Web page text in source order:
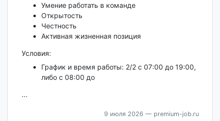
Умение работать в команде
Открытость
Честность
Активная жизненная позиция
Условия:
График и время работы: 2/2 с 07:00 до 19:00,
либо с 08:00 до
...
9 июля 2026 — premium-job.ru